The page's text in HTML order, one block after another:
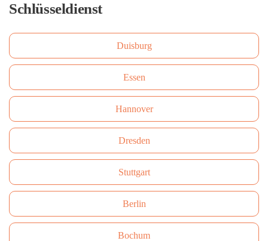
Schlüsseldienst
Duisburg
Essen
Hannover
Dresden
Stuttgart
Berlin
Bochum